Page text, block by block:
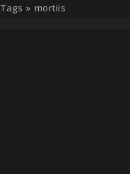
Tags » mortiis